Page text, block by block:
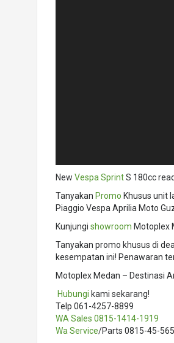
New Vespa SprintS 180cc
Tanyakan Promo Khusus unit
Piaggio Vespa Aprilia Moto
Kunjungi showroom Motoplex
Tanyakan promo khusus di
kesempatan ini! Penawaran
Motoplex Medan – Destinasi
Hubungi kami sekarang!
Telp 061-4257-8899
WA Sales 0815-1414-1919
Wa Service/Parts 0815-45-